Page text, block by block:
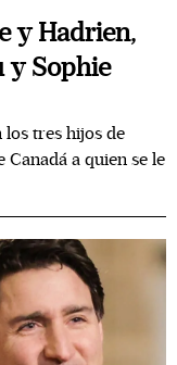
y Hadrien,
y Sophie
los tres hijos de
a quien se le